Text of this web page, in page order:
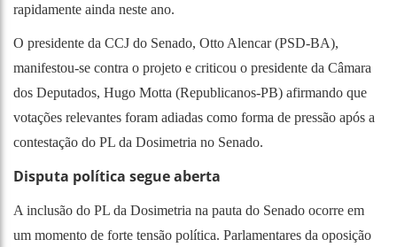
rapidamente ainda neste ano.
O presidente da CCJ do Senado, Otto Alencar (PSD-BA),
manifestou-se contra o projeto e criticou o presidente da Câmara
dos Deputados, Hugo Motta (Republicanos-PB) afirmando que
votações relevantes foram adiadas como forma de pressão após a
contestação do PL da Dosimetria no Senado.
Disputa política segue aberta
A inclusão do PL da Dosimetria na pauta do Senado ocorre em
um momento de forte tensão política. Parlamentares da oposição